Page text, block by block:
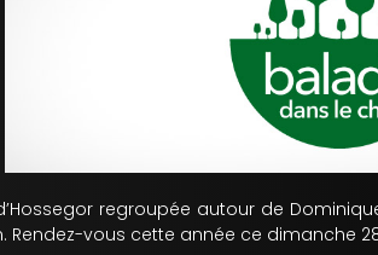
regroupée autour de
vous cette année ce dimanche